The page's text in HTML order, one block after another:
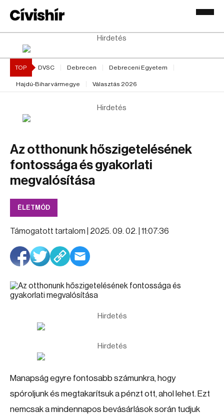
Hirdetés
TOP DVSC Debrecen Debreceni Egyetem
Hajdú-Bihar vármegye Választás 2026
Hirdetés
Az otthonunk hőszigetelésének
fontossága és gyakorlati
megvalósítása
ÉLETMÓD
Támogatott tartalom | 2025. 09. 02. | 11:07:36
Hirdetés
Hirdetés
Manapság egyre fontosabb számunkra, hogy
spóroljunk és megtakarítsuk a pénzt ott, ahol lehet. Ezt
nemcsak a mindennapos bevásárlások során tudjuk